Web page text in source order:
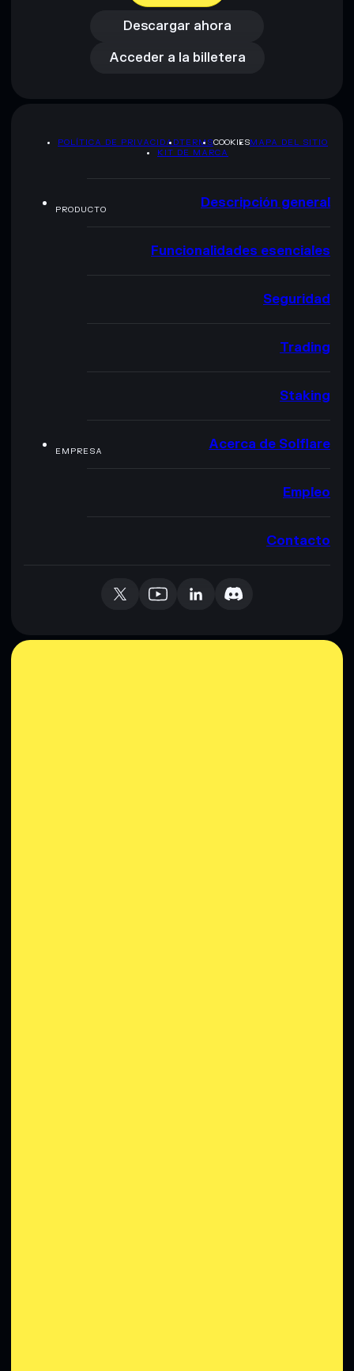
Descargar ahora
Acceder a la billetera
Acceder a la billetera
POLÍTICA DE PRIVACIDADTERMSCOOKIESMAPA DEL SITIO
KIT DE MARCA
PRODUCTO Descripción general
Funcionalidades esenciales
Seguridad
Trading
Staking
EMPRESA Acerca de Solflare
Empleo
Contacto